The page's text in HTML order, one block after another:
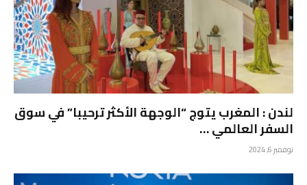
لندن : المغرب يتوج “الوجهة الأكثر ترحيبا” في سوق
السفر العالمي …
نوفمبر 6, 2024